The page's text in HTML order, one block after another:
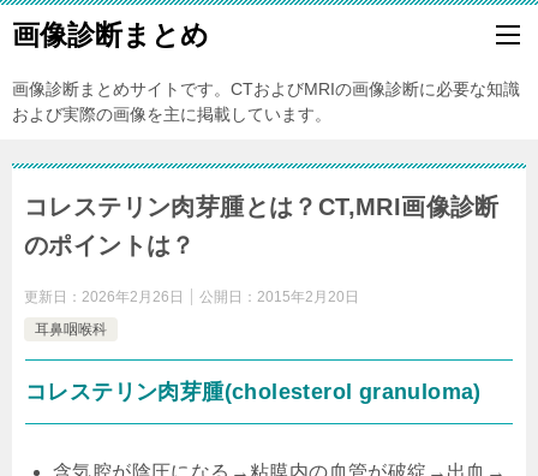
画像診断まとめ
画像診断まとめサイトです。CTおよびMRIの画像診断に必要な知識
および実際の画像を主に掲載しています。
コレステリン肉芽腫とは？CT,MRI画像診断
のポイントは？
更新日： 2026年2月26日 公開日： 2015年2月20日
耳鼻咽喉科
コレステリン肉芽腫(cholesterol granuloma)
含気腔が陰圧になる→粘膜内の血管が破綻→出血→